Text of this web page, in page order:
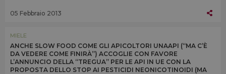
05 Febbraio 2013
MIELE
ANCHE SLOW FOOD COME GLI APICOLTORI UNAAPI (“MA C’È
DA VEDERE COME FINIRÀ”) ACCOGLIE CON FAVORE
L’ANNUNCIO DELLA “TREGUA” PER LE API IN UE CON LA
PROPOSTA DELLO STOP AI PESTICIDI NEONICOTINOIDI (MA